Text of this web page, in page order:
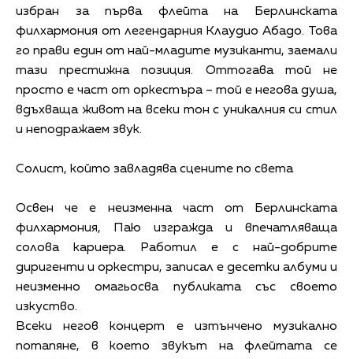
избран за първа флейта на Берлинската
филхармония от легендарния Клаудио Абадо. Това
го прави един от най-младите музиканти, заемали
тази престижна позиция. Оттогава той не
просто е част от оркестъра – той е негова душа,
вдъхваща живот на всеки тон с уникалния си стил
и неподражаем звук.
Солист, който завладява сцените по света
Освен че е неизменна част от Берлинската
филхармония, Паю изгражда и впечатляваща
солова кариера. Работил е с най-добрите
диригенти и оркестри, записал е десетки албуми и
неизменно омагьосва публиката със своето
изкуство.
Всеки негов концерт е изтънчено музикално
потапяне, в което звукът на флейтата се